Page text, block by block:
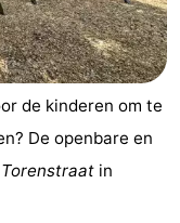
de kinderen om te
De openbare en
Torenstraat in